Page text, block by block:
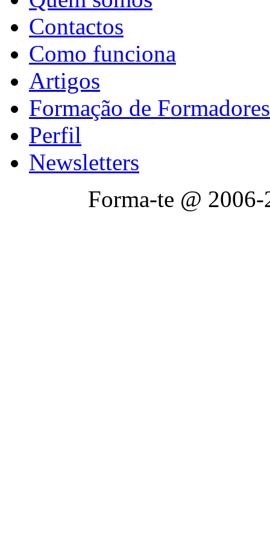
Contactos
Como funciona
Artigos
Formação de Formadores
Perfil
Newsletters
Forma-te @